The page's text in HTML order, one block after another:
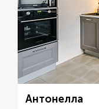
Антонелла